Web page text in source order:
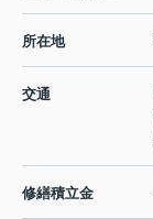
所在地
交通
修繕積立金